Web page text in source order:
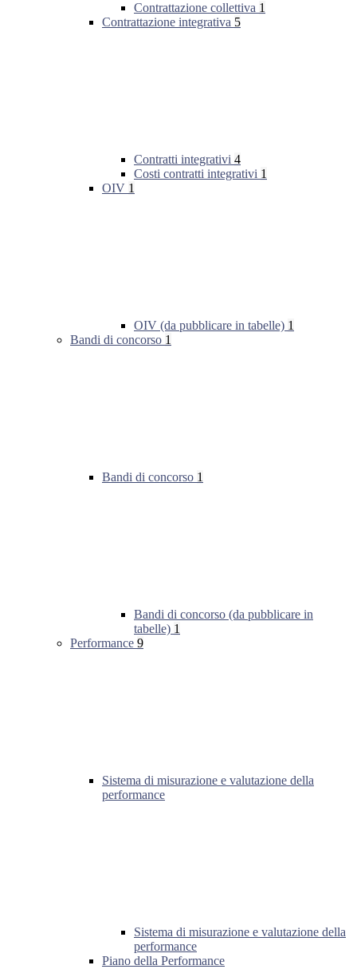
Contrattazione collettiva 1
Contrattazione integrativa 5
Contratti integrativi 4
Costi contratti integrativi 1
OIV 1
OIV (da pubblicare in tabelle) 1
Bandi di concorso 1
Bandi di concorso 1
Bandi di concorso (da pubblicare in
tabelle) 1
Performance 9
Sistema di misurazione e valutazione della
performance
Sistema di misurazione e valutazione della
performance
Piano della Performance